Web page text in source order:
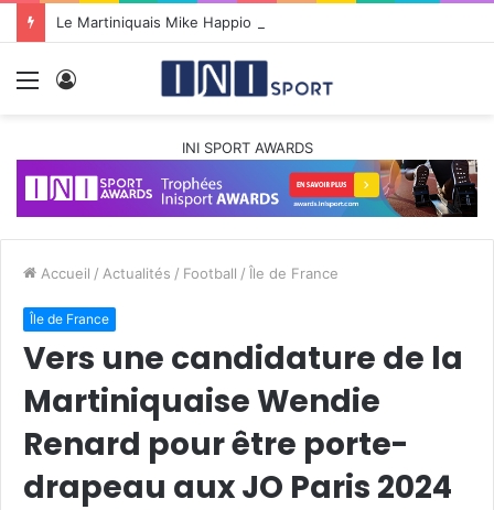
Menu
INI SPORT AWARDS
Accueil / Actualités / Football / Île de France
Île de France
Vers une candidature de la
Martiniquaise Wendie
Renard pour être porte-
drapeau aux JO Paris 2024